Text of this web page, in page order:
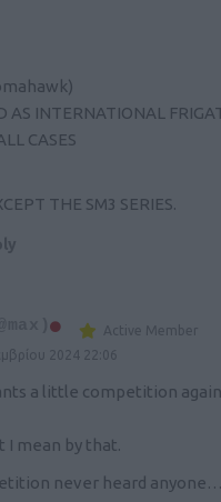
AS INTERNATIONAL
CASES
THE SM3 SERIES.
Active Member
2024 22:06
a little competition
I mean by that.
never heard anyone…